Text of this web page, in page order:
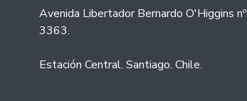
Avenida Libertador Bernardo O'Higgins nº
3363.
Estación Central. Santiago. Chile.